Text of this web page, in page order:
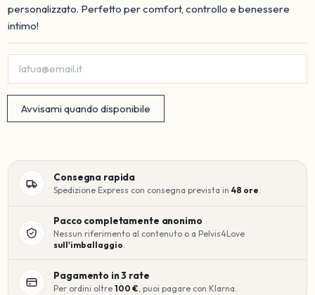
personalizzato. Perfetto per comfort, controllo e benessere
intimo!
Consegna rapida
Spedizione Express con consegna prevista in48 ore
Pacco completamente anonimo
Nessun riferimento al contenuto o a Pelvis4Love
sull'imballaggio.
Pagamento in 3 rate
Per ordini oltre100 €, puoi pagare con Klarna.